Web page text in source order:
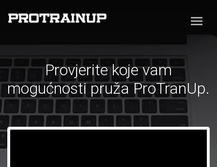
Provjerite koje vam
mogućnosti pruža ProTranUp.